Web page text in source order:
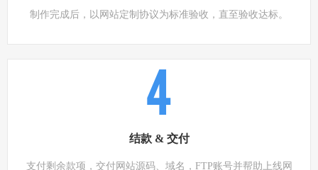
制作完成后，以网站定制协议为标准验收，直至验收达标。
4
结款 & 交付
支付剩余款项，交付网站源码、域名，FTP账号并帮助上线网